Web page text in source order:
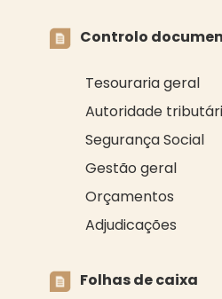
Controlo
Tesouraria geral
Autoridade
Segurança Social
Gestão geral
Orçamentos
Adjudicações
Folhas de caixa